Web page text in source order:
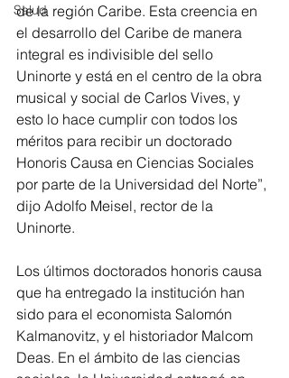
Salud
de la región Caribe. Esta creencia en
el desarrollo del Caribe de manera
integral es indivisible del sello
Uninorte y está en el centro de la obra
musical y social de Carlos Vives, y
esto lo hace cumplir con todos los
méritos para recibir un doctorado
Honoris Causa en Ciencias Sociales
por parte de la Universidad del Norte”,
dijo Adolfo Meisel, rector de la
Uninorte.
Los últimos doctorados honoris causa
que ha entregado la institución han
sido para el economista Salomón
Kalmanovitz, y el historiador Malcom
Deas. En el ámbito de las ciencias